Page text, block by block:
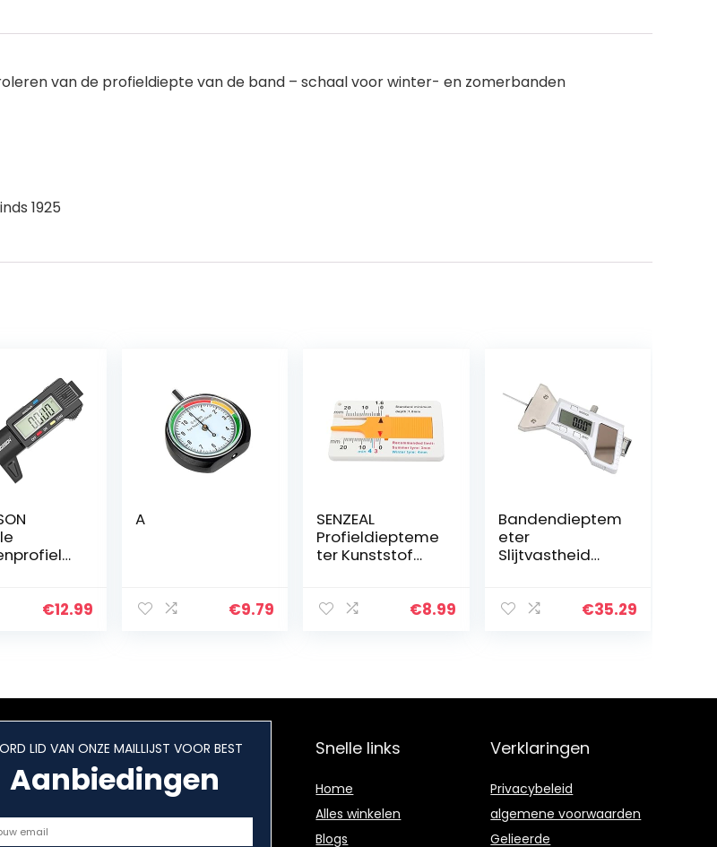
van de profieldiepte van de band – schaal voor winter- en zomerbanden
1925
€12.99
A
€9.79
SENZEAL
Profieldiepteme
ter Kunststof
Bandenprofieldi
€8.99
Bandendieptem
eter
Slijtvastheid
nauwkeurigheid
€35.29
LID VAN ONZE MAILLIJST VOOR BEST
Aanbiedingen
Snelle links
Home
Alles winkelen
Blogs
Verklaringen
Privacybeleid
algemene voorwaarden
Gelieerde